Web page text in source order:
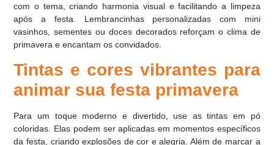
com o tema, criando harmonia visual e facilitando a limpeza
após a festa. Lembrancinhas personalizadas com mini
vasinhos, sementes ou doces decorados reforçam o clima de
primavera e encantam os convidados.
Tintas e cores vibrantes para
animar sua festa primavera
Para um toque moderno e divertido, use as tintas em pó
coloridas. Elas podem ser aplicadas em momentos específicos
da festa, criando explosões de cor e alegria. Além de marcar a